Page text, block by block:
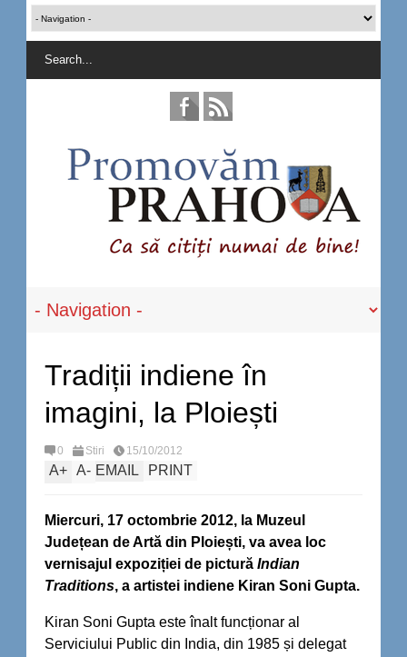
Tradiții indiene în
imagini, la Ploiești
0 Stiri 15/10/2012
A+ A- EMAIL PRINT
Miercuri, 17 octombrie 2012, la Muzeul
Județean de Artă din Ploiești, va avea loc
vernisajul expoziției de pictură Indian
Traditions, a artistei indiene Kiran Soni Gupta.
Kiran Soni Gupta este înalt funcționar al
Serviciului Public din India, din 1985 și delegat